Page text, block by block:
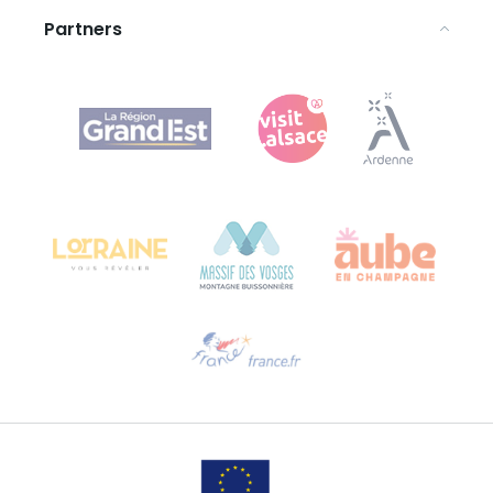
Agence Régionale du Tourisme Grand Est
Bureau de Colmar (hoofdkantoor)
Stuur ons een e-mail
Partners